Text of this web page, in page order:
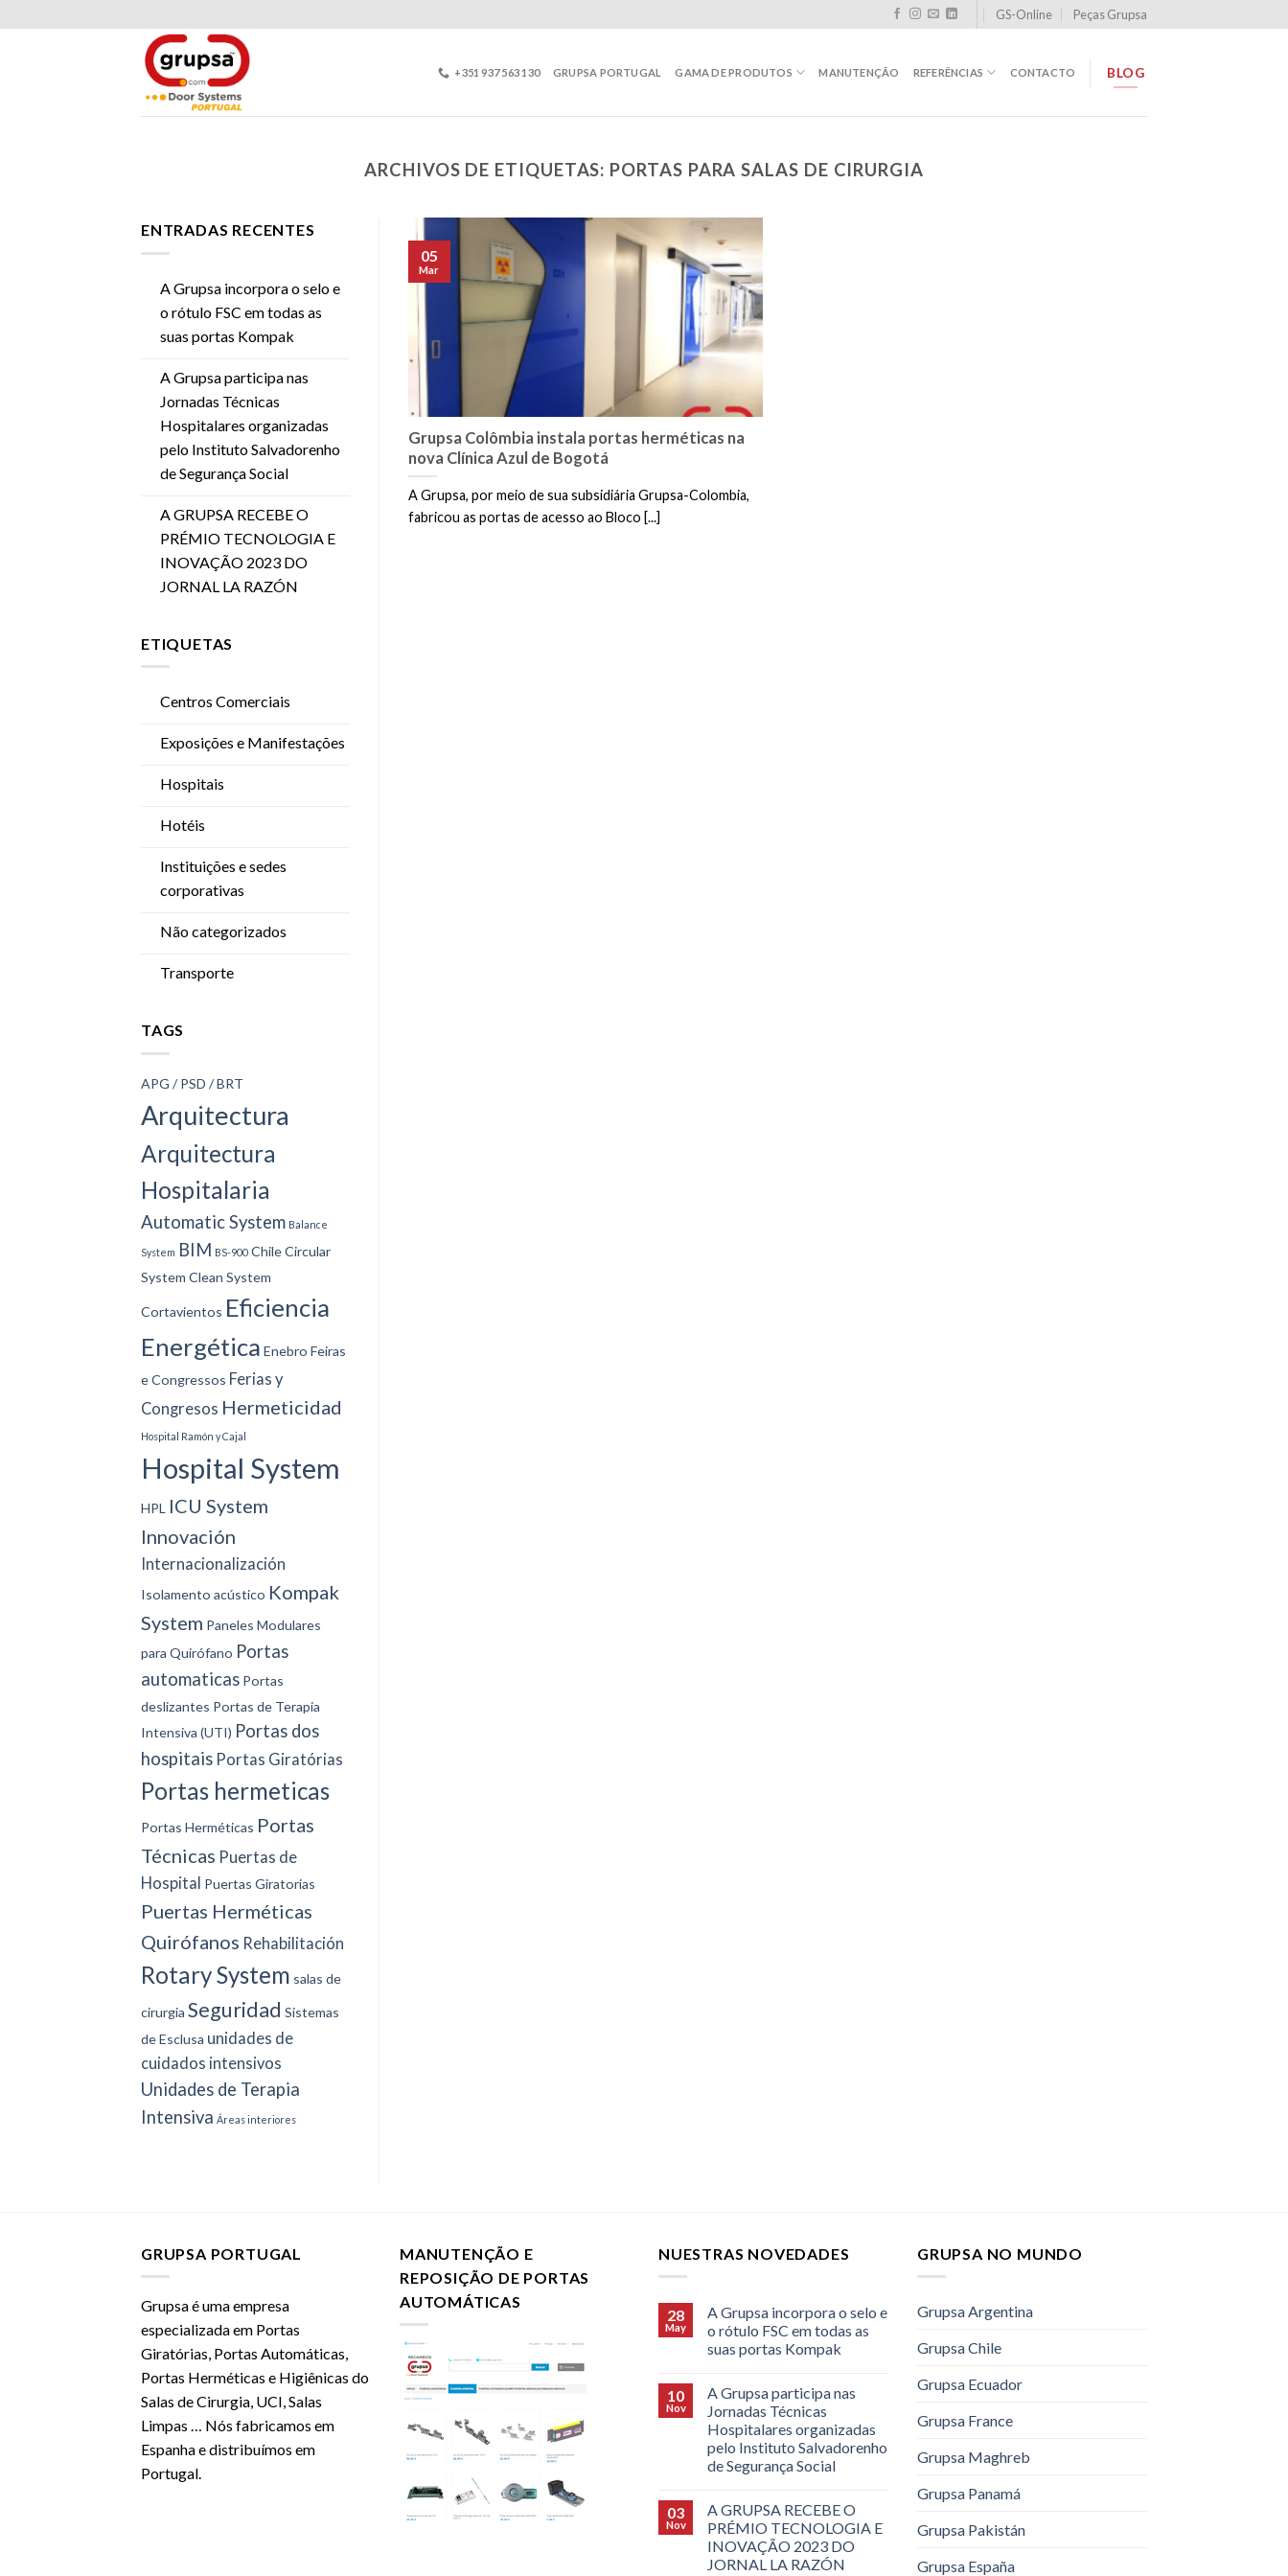
to
GS-Online Peças Grupsa
+351 937 563 130 GRUPSA PORTUGAL GAMA DE PRODUTOS MANUTENÇÃO REFERÊNCIAS CONTACTO BLOG
ARCHIVOS DE ETIQUETAS: PORTAS PARA SALAS DE CIRURGIA
ENTRADAS RECENTES
A Grupsa incorpora o selo e
o rótulo FSC em todas as
suas portas Kompak
A Grupsa participa nas
Jornadas Técnicas
Hospitalares organizadas
pelo Instituto Salvadorenho
de Segurança Social
A GRUPSA RECEBE O
PRÉMIO TECNOLOGIA E
INOVAÇÃO 2023 DO
JORNAL LA RAZÓN
ETIQUETAS
Centros Comerciais
Exposições e Manifestações
Hospitais
Hotéis
Instituições e sedes
corporativas
Não categorizados
Transporte
TAGS
APG / PSD / BRT
Arquitectura
Arquitectura
Hospitalaria
Automatic System Balance
System BIM BS-900 ChileCircular
System Clean System
Cortavientos Eficiencia
Energética Enebro Feiras
e Congressos Ferias y
Congresos Hermeticidad
Hospital Ramón y Cajal
Hospital System
HPL ICU System
Innovación
Internacionalización
Isolamento acústico Kompak
System Paneles Modulares
para Quirófano Portas
automaticas Portas
deslizantes Portas de Terapia
Intensiva (UTI) Portas dos
hospitais Portas Giratórias
Portas hermeticas
Portas Herméticas Portas
Técnicas Puertas de
Hospital Puertas Giratorias
Puertas Herméticas
Quirófanos Rehabilitación
Rotary System salas de
cirurgia Seguridad Sistemas
de Esclusa unidades de
cuidados intensivos
Unidades de Terapia
Intensiva Áreas interiores
Grupsa Colômbia instala portas herméticas na
nova Clínica Azul de Bogotá
A Grupsa, por meio de sua subsidiária Grupsa-Colombia,
fabricou as portas de acesso ao Bloco [...]
05
Mar
GRUPSA PORTUGAL
Grupsa é uma empresa
especializada em Portas
Giratórias, Portas Automáticas,
Portas Herméticas e Higiênicas do
Salas de Cirurgia, UCI, Salas
Limpas … Nós fabricamos em
Espanha e distribuímos em
Portugal.
MANUTENÇÃO E
REPOSIÇÃO DE PORTAS
AUTOMÁTICAS
NUESTRAS NOVEDADES
28
May
A Grupsa incorpora o selo e
o rótulo FSC em todas as
suas portas Kompak
10
Nov
A Grupsa participa nas
Jornadas Técnicas
Hospitalares organizadas
pelo Instituto Salvadorenho
de Segurança Social
03
Nov
A GRUPSA RECEBE O
PRÉMIO TECNOLOGIA E
INOVAÇÃO 2023 DO
JORNAL LA RAZÓN
GRUPSA NO MUNDO
Grupsa Argentina
Grupsa Chile
Grupsa Ecuador
Grupsa France
Grupsa Maghreb
Grupsa Panamá
Grupsa Pakistán
Grupsa España